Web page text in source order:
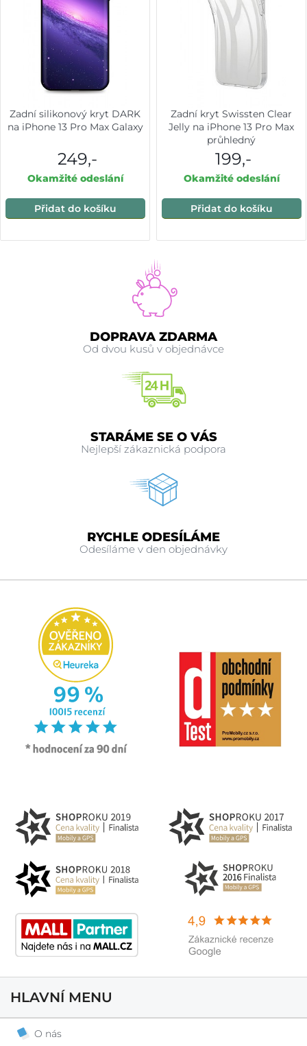
Zadní silikonový kryt DARK
na iPhone 13 Pro Max Galaxy
249,-
Okamžité odeslání
Přidat do košíku
Zadní kryt Swissten Clear
Jelly na iPhone 13 Pro Max
průhledný
199,-
Okamžité odeslání
Přidat do košíku
DOPRAVA ZDARMA
Od dvou kusů v objednávce
STARÁME SE O VÁS
Nejlepší zákaznická podpora
RYCHLE ODESÍLÁME
Odesíláme v den objednávky
HLAVNÍ MENU
O nás